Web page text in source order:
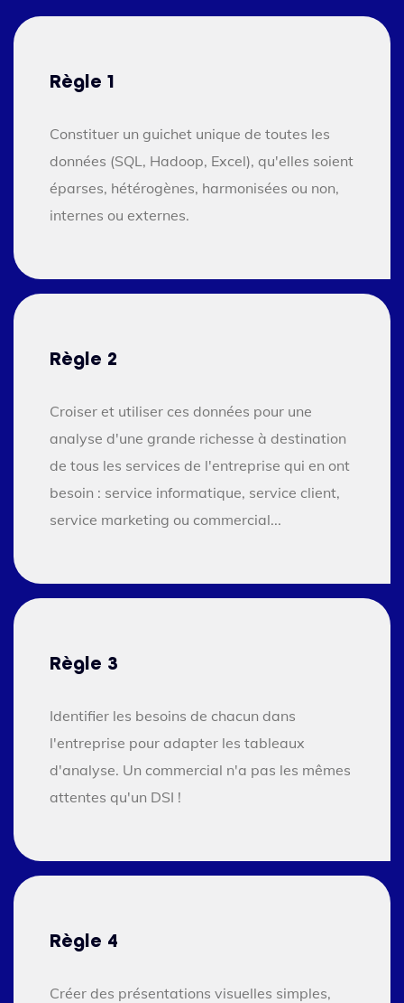
Règle 1
Constituer un guichet unique de toutes les
données (SQL, Hadoop, Excel), qu'elles soient
éparses, hétérogènes, harmonisées ou non,
internes ou externes.
Règle 2
Croiser et utiliser ces données pour une
analyse d'une grande richesse à destination
de tous les services de l'entreprise qui en ont
besoin : service informatique, service client,
service marketing ou commercial...
Règle 3
Identifier les besoins de chacun dans
l'entreprise pour adapter les tableaux
d'analyse. Un commercial n'a pas les mêmes
attentes qu'un DSI !
Règle 4
Créer des présentations visuelles simples,